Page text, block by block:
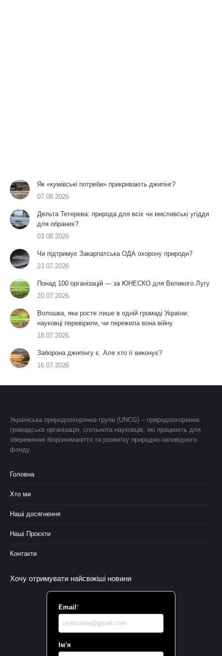
Як «кумівські потреби» прикривають джипінг?
07.08.2026
Дельта Тетерева: природа для всіх чи мисливські угіддя
для обраних?
03.08.2026
Чи підтримує Закарпатська ОДА охорону природи?
23.07.2026
Понад 100 організацій — за ЮНЕСКО для Великого Лугу
20.07.2026
Волошка, яка росте лише в одній громаді України:
науковці перевірили, чи пережила вона війну
18.07.2026
Заборона джипінгу є. Але хто її виконує?
16.07.2026
Українська природоохоронна група (UNCG) – природоохоронна
громадська організація, спільнота науковців, які працюють для
збереження біорізноманіття та розвитку природно-заповідного
фонду.
Головна
Хто ми
Наші досягнення
Наші Проєкти
Контакти
Хочу отримувати найсвіжіші новини
Email *
Ім'я